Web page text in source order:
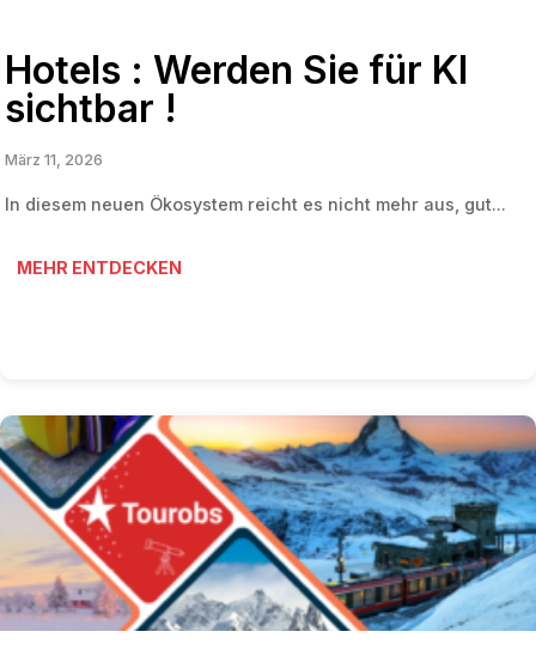
Hotels : Werden Sie für KI
sichtbar !
März 11, 2026
In diesem neuen Ökosystem reicht es nicht mehr aus, gut...
MEHR ENTDECKEN